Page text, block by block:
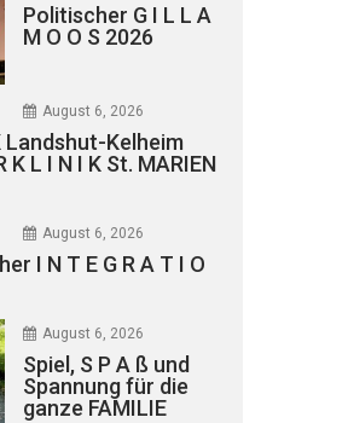
Politischer G I L L A
M O O S 2026
August 6, 2026
Landshut-Kelheim
K L I N I K St. MARIEN
August 6, 2026
I N T E G R A T I O
August 6, 2026
Spiel, S P A ß und
Spannung für die
ganze FAMILIE